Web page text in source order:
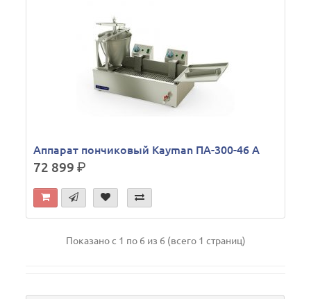
Аппарат пончиковый Kayman ПА-300-46 А
72 899р.
Показано с 1 по 6 из 6 (всего 1 страниц)